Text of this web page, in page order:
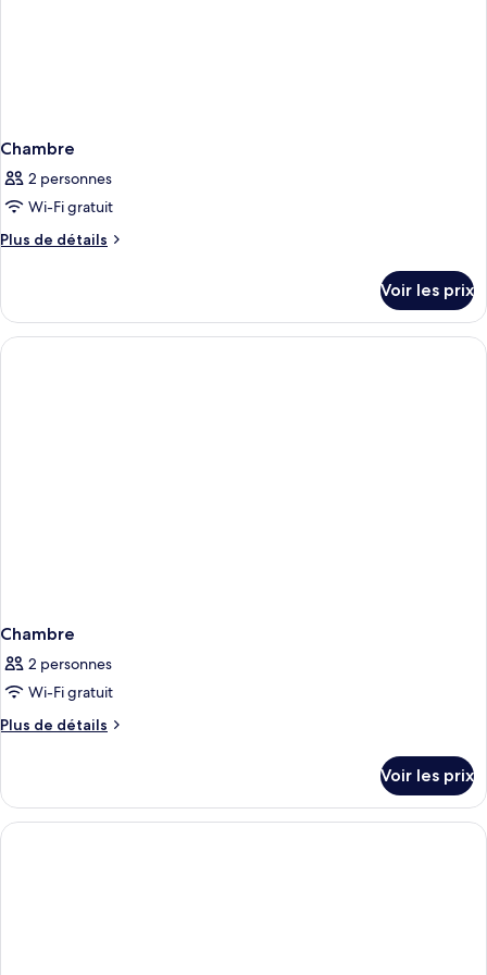
Chambre
2 personnes
Wi-Fi gratuit
Plus de détails
Plus
le
type
de
Voir les prix
Chambre
2 personnes
Wi-Fi gratuit
Plus de détails
Plus
le
type
de
Voir les prix